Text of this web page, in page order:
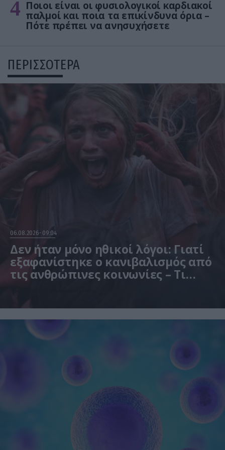
4 Ποιοι είναι οι φυσιολογικοί καρδιακοί
παλμοί και ποια τα επικίνδυνα όρια –
Πότε πρέπει να ανησυχήσετε
ΠΕΡΙΣΣΟΤΕΡΑ
06.08.2026 09:04
Δεν ήταν μόνο ηθικοί λόγοι: Γιατί
εξαφανίστηκε ο κανιβαλισμός από
τις ανθρώπινες κοινωνίες – Τι